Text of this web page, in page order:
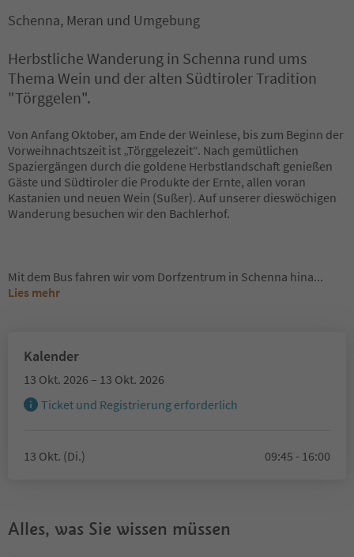
Schenna, Meran und Umgebung
Herbstliche Wanderung in Schenna rund ums
Thema Wein und der alten Südtiroler Tradition
"Törggelen".
Von Anfang Oktober, am Ende der Weinlese, bis zum Beginn der
Vorweihnachtszeit ist „Törggelezeit“. Nach gemütlichen
Spaziergängen durch die goldene Herbstlandschaft genießen
Gäste und Südtiroler die Produkte der Ernte, allen voran
Kastanien und neuen Wein (Sußer). Auf unserer dieswöchigen
Wanderung besuchen wir den Bachlerhof.
Mit dem Bus fahren wir vom Dorfzentrum in Schenna hina...
Lies mehr
Kalender
13 Okt. 2026 – 13 Okt. 2026
Ticket und Registrierung erforderlich
13 Okt. (Di.) 09:45 - 16:00
Alles, was Sie wissen müssen